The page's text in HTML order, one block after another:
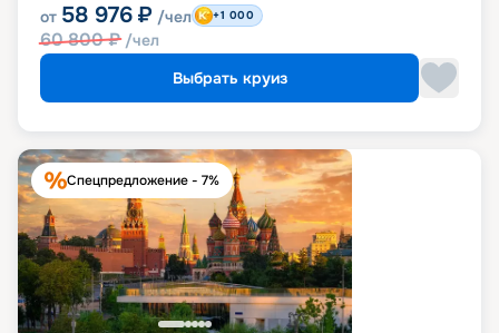
от 58 976 ₽ /чел
60 800₽ /чел
+1 000
Выбрать круиз
Спецпредложение - 7%